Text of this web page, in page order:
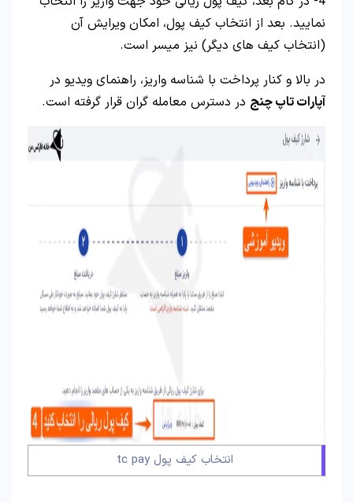
نمایید. بعد از انتخاب کیف پول، امکان ویرایش آن
(انتخاب کیف های دیگر) نیز میسر است.
در بالا و کنار پرداخت با شناسه واریز، راهنمای ویدیو در
آپارات تاپ چنج در دسترس معامله گران قرار گرفته است.
انتخاب کیف پول tc pay